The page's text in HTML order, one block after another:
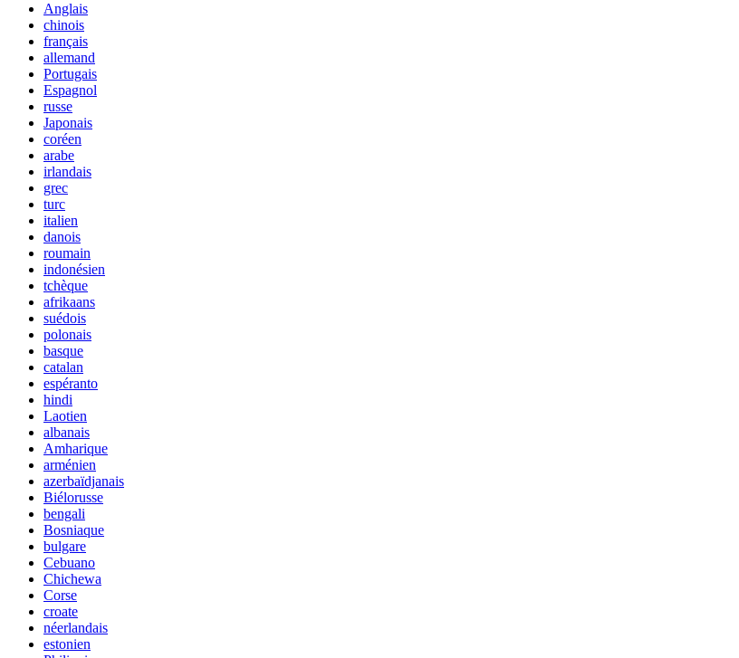
Anglais
chinois
français
allemand
Portugais
Espagnol
russe
Japonais
coréen
arabe
irlandais
grec
turc
italien
danois
roumain
indonésien
tchèque
afrikaans
suédois
polonais
basque
catalan
espéranto
hindi
Laotien
albanais
Amharique
arménien
azerbaïdjanais
Biélorusse
bengali
Bosniaque
bulgare
Cebuano
Chichewa
Corse
croate
néerlandais
estonien